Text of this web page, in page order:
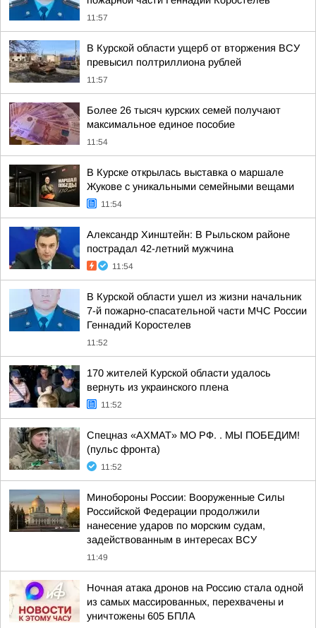
11:57
В Курской области ущерб от вторжения ВСУ
превысил полтриллиона рублей
11:57
Более 26 тысяч курских семей получают
максимальное единое пособие
11:54
В Курске открылась выставка о маршале
Жукове с уникальными семейными вещами
11:54
Александр Хинштейн: В Рыльском районе
пострадал 42-летний мужчина
11:54
В Курской области ушел из жизни начальник
7-й пожарно-спасательной части МЧС России
Геннадий Коростелев
11:52
170 жителей Курской области удалось
вернуть из украинского плена
11:52
Спецназ «АХМАТ» МО РФ. . МЫ ПОБЕДИМ!
(пульс фронта)
11:52
Минобороны России: Вооруженные Силы
Российской Федерации продолжили
нанесение ударов по морским судам,
задействованным в интересах ВСУ
11:49
Ночная атака дронов на Россию стала одной
из самых массированных, перехвачены и
уничтожены 605 БПЛА